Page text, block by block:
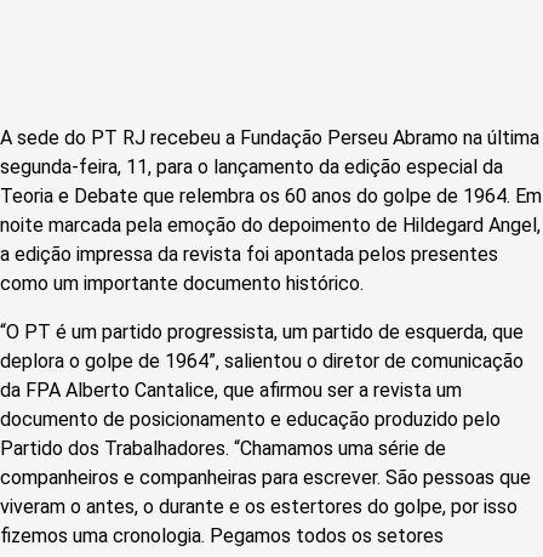
A sede do PT RJ recebeu a Fundação Perseu Abramo na última
segunda-feira, 11, para o lançamento da edição especial da
Teoria e Debate que relembra os 60 anos do golpe de 1964. Em
noite marcada pela emoção do depoimento de Hildegard Angel,
a edição impressa da revista foi apontada pelos presentes
como um importante documento histórico.
“O PT é um partido progressista, um partido de esquerda, que
deplora o golpe de 1964”, salientou o diretor de comunicação
da FPA Alberto Cantalice, que afirmou ser a revista um
documento de posicionamento e educação produzido pelo
Partido dos Trabalhadores. “Chamamos uma série de
companheiros e companheiras para escrever. São pessoas que
viveram o antes, o durante e os estertores do golpe, por isso
fizemos uma cronologia. Pegamos todos os setores